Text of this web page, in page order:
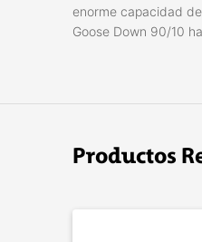
enorme capacidad
Goose Down 90/10
Productos